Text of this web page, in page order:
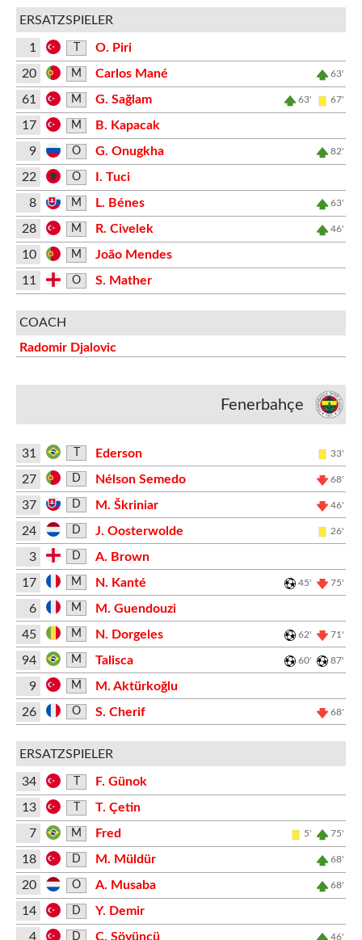
ERSATZSPIELER
1
O. Piri
20
M Carlos Mané 63'
61 M G. Sağlam 63' 67'
17 M
B. Kapacak
9
O G. Onugkha 82'
22 O
I. Tuci
8
M L. Bénes 63'
28 M R. Civelek 46'
10 M
João Mendes
11
O S. Mather
COACH
Radomir Djalovic
Fenerbahçe
31 Ederson 33'
27 D Nélson Semedo 68'
37 D M. Škriniar 46'
24 D J. Oosterwolde 26'
3 D
A. Brown
17
M N. Kanté 45' 75'
6 M
M. Guendouzi
45
M N. Dorgeles 62' 71'
94 M Talisca 60' 87'
9 M
M. Aktürkoğlu
26
O S. Cherif 68'
ERSATZSPIELER
34
F. Günok
13
T. Çetin
7
M Fred 5' 75'
18 D M. Müldür 68'
20 O A. Musaba 68'
14 D
Y. Demir
4
D Ç. Söyüncü 46'